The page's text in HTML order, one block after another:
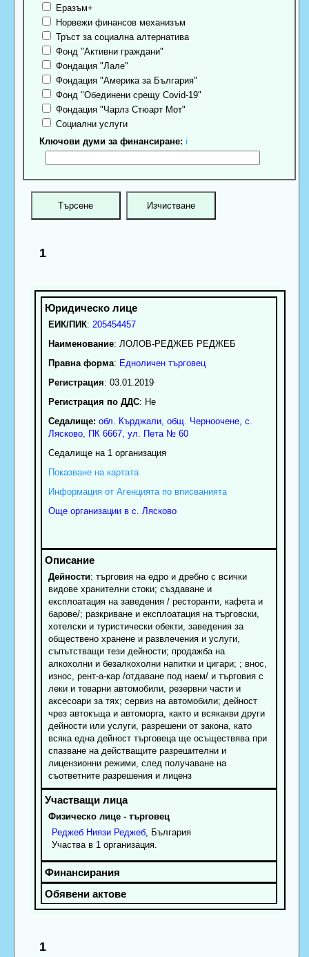
Еразъм+
Норвежи финансов механизъм
Тръст за социална алтернатива
Фонд "Активни граждани"
Фондация "Лале"
Фондация "Америка за България"
Фонд "Обединени срещу Covid-19"
Фондация "Чарлз Стюарт Мот"
Социални услуги
Ключови думи за финансиране: ℹ
1
ЕИК/ПИК: 205454457
Наименование: ЛОЛОВ-РЕДЖЕБ РЕДЖЕБ
Правна форма: Едноличен търговец
Регистрация: 03.01.2019
Регистрация по ДДС: Нe
Седалище: обл. Кърджали, общ. Черноочене, с.
Лясково, ПК 6667, ул. Пета № 60
Седалище на 1 организация
Показване на картата
Информация от Агенцията по вписванията
Още организации в с. Лясково
Дейности: търговия на едро и дребно с всички
видове хранителни стоки; създаване и
експлоатация на заведения / ресторанти, кафета и
барове/; разкриване и експлоатация на търговски,
хотелски и туристически обекти, заведения за
обществено хранене и развлечения и услуги,
съпътстващи тези дейности; продажба на
алкохолни и безалкохолни напитки и цигари; ; внос,
износ, рент-а-кар /отдаване под наем/ и търговия с
леки и товарни автомобили, резервни части и
аксесоари за тях; сервиз на автомобили; дейност
чрез автокъща и автоморга, както и всякакви други
дейности или услуги, разрешени от закона, като
всяка една дейност търговеца ще осъществява при
спазване на действащите разрешителни и
лицензионни режими, след получаване на
съответните разрешения и лиценз
Физическо лице - търговец
Реджеб Ниязи Реджеб, България
Участва в 1 организация.
1